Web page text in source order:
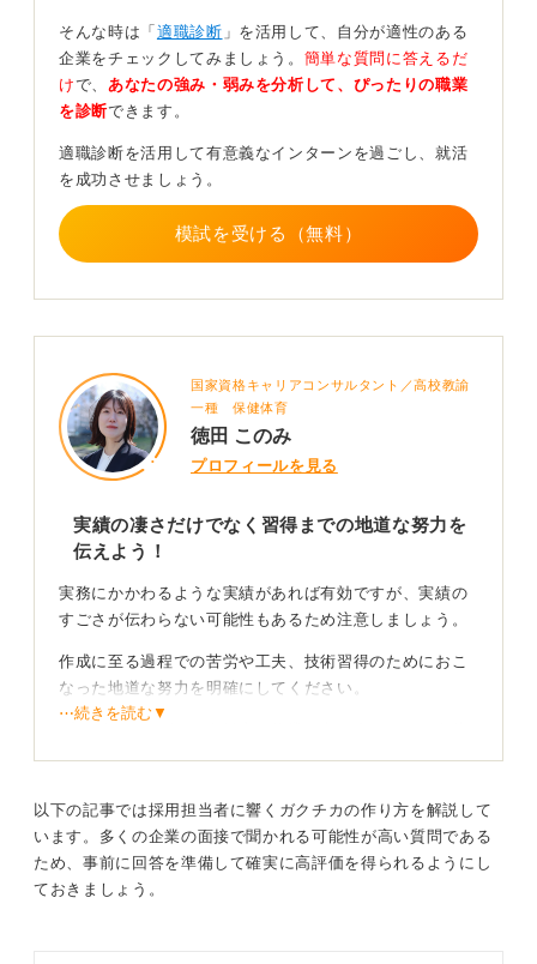
こうした視点を示すことで、単なるスキル保持者ではな
く思考力を持ったエンジニアとしての評価が得られま
す。
0
そんな時は「 適職診断 」を活用して、自分が適性のある
企業をチェックしてみましょう。 簡単な質問に答えるだ
けで、 あなたの強み・弱みを分析して、ぴったりの職業
を診断できます。
適職診断を活用して有意義なインターンを過ごし、就活
を成功させましょう。
模試を受ける（無料）
国家資格キャリアコンサルタント／高校教諭
一種 保健体育
徳田 このみ
プロフィールを見る
実績の凄さだけでなく習得までの地道な努力を
伝えよう！
実務にかかわるような実績があれば有効ですが、実績の
すごさが伝わらない可能性もあるため注意しましょう。
作成に至る過程での苦労や工夫、技術習得のためにおこ
なった地道な努力を明確にしてください。
作成過程を通じて自分の強みと企業の接点を見つけ
よう
作成過程を振り返り、なぜ自分にはこれができたのかと
⋯続きを読む▼
以下の記事では採用担当者に響くガクチカの作り方を解説して
います。多くの企業の面接で聞かれる可能性が高い質問である
ため、事前に回答を準備して確実に高評価を得られるようにし
ておきましょう。